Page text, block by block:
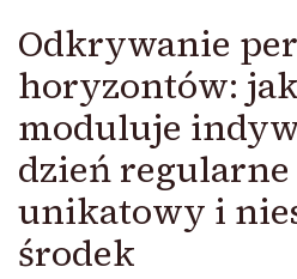
Odkrywanie
horyzontów:
moduluje
dzień
unikatowy i
środek